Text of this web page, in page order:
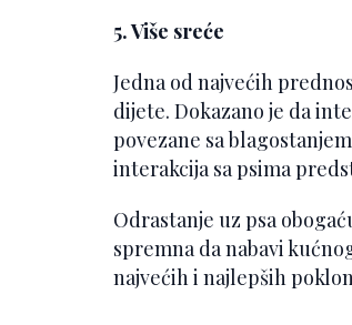
5. Više sreće
Jedna od najvećih
dijete. Dokazano je da
povezane sa
interakcija sa psima
Odrastanje uz psa
spremna da nabavi
najvećih i najlepših